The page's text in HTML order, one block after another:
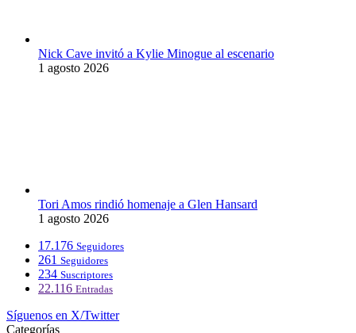
Nick Cave invitó a Kylie Minogue al escenario
1 agosto 2026
Tori Amos rindió homenaje a Glen Hansard
1 agosto 2026
17.176 Seguidores
261 Seguidores
234 Suscriptores
22.116 Entradas
Síguenos en X/Twitter
Categorías